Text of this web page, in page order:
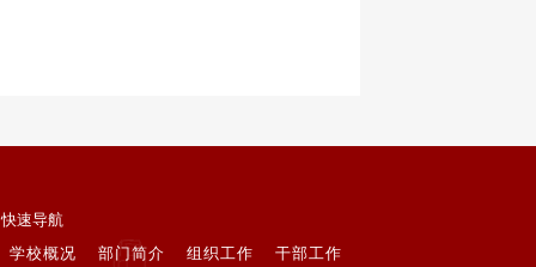
快速导航
学校概况 部门简介 组织工作 干部工作